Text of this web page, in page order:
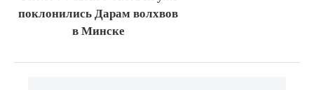
поклонились Дарам волхвов
в Минске